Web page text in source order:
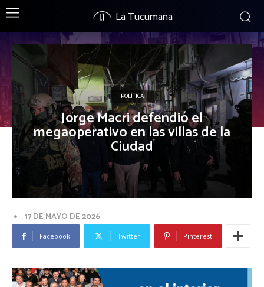
La Tucumana
POLÍTICA
Jorge Macri defendió el
megaoperativo en las villas de la
Ciudad
17 DE MAYO DE 2026
Facebook Twitter Pinterest